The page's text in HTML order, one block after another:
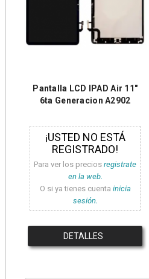
Pantalla LCD IPAD Air 11"
6ta Generacion A2902
¡USTED NO ESTÁ
REGISTRADO!
Para ver los preciosregistrate
en la web.
O si ya tienes cuenta inicia
sesión.
DETALLES